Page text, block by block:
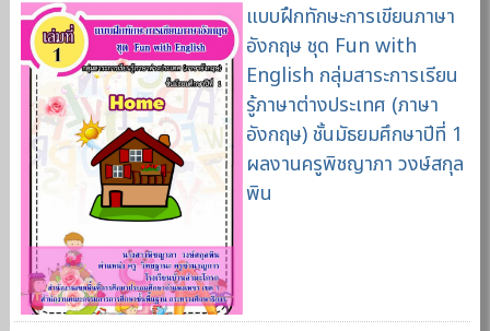
แบบฝึกทักษะการเขียนภาษา
อังกฤษ ชุด Fun with
English กลุ่มสาระการเรียน
รู้ภาษาต่างประเทศ (ภาษา
อังกฤษ) ชั้นมัธยมศึกษาปีที่ 1
ผลงานครูพิชญาภา วงษ์สกุล
พิน